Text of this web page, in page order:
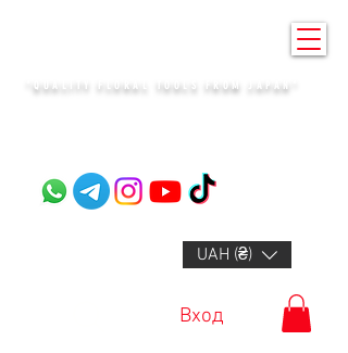
"QUALITY FLORAL TOOLS FROM JAPAN"​
UAH (₴)
Вход